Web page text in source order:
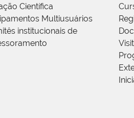
Científica
Multiusuários
institucionais de